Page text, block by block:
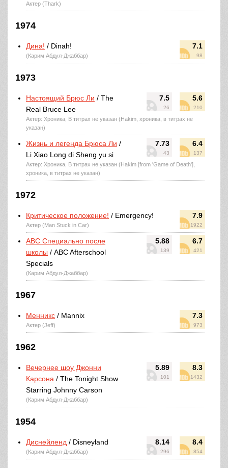
Актер (Thark)
1974
7.1
98
Дина! / Dinah!
(Карим Абдул-Джаббар)
1973
7.5
26
5.6
210
Настоящий Брюс Ли / The
Real Bruce Lee
Актер: Хроника, В титрах не указан (Hakim, хроника, в титрах не
указан)
7.73
43
6.4
137
Жизнь и легенда Брюса Ли /
Li Xiao Long di Sheng yu si
Актер: Хроника, В титрах не указан (Hakim [from 'Game of Death'],
хроника, в титрах не указан)
1972
7.9
1922
Критическое положение! / Emergency!
Актер (Man Stuck in Car)
5.88
139
6.7
421
ABC Специально после
школы / ABC Afterschool
Specials
(Карим Абдул-Джаббар)
1967
7.3
973
Менникс / Mannix
Актер (Jeff)
1962
5.89
101
8.3
1432
Вечернее шоу Джонни
Карсона / The Tonight Show
Starring Johnny Carson
(Карим Абдул-Джаббар)
1954
8.14
296
8.4
854
Диснейленд / Disneyland
(Карим Абдул-Джаббар)